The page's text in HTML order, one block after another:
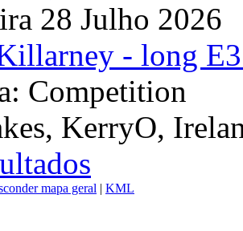
28 Julho 2026
- long
Competition
KerryO,
mapa geral | KML